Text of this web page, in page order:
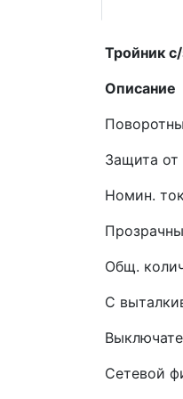
Тройник
Описание
Защита
Номин.
Общ.
С
Сетевой